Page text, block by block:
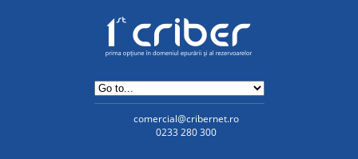
comercial@cribernet.ro
0233 280 300